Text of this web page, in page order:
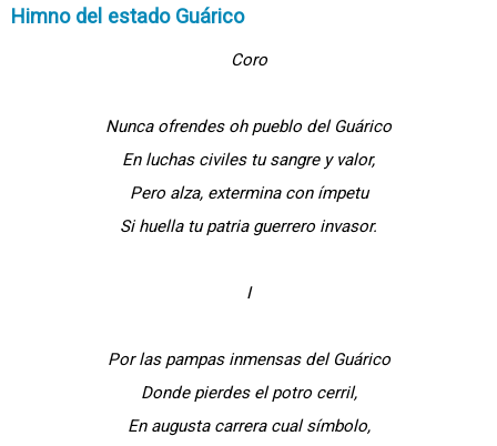
Himno del estado Guárico
Coro
Nunca ofrendes oh pueblo del Guárico
En luchas civiles tu sangre y valor,
Pero alza, extermina con ímpetu
Si huella tu patria guerrero invasor.
I
Por las pampas inmensas del Guárico
Donde pierdes el potro cerril,
En augusta carrera cual símbolo,